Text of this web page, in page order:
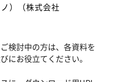
）（株式会社
検討中の方は、各資料を
にお役立てください。